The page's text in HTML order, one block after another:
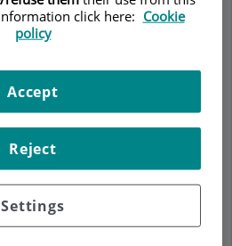
appointment
y
de pequeñas
click here: Cookie
policy
Settings
Reject
Accept